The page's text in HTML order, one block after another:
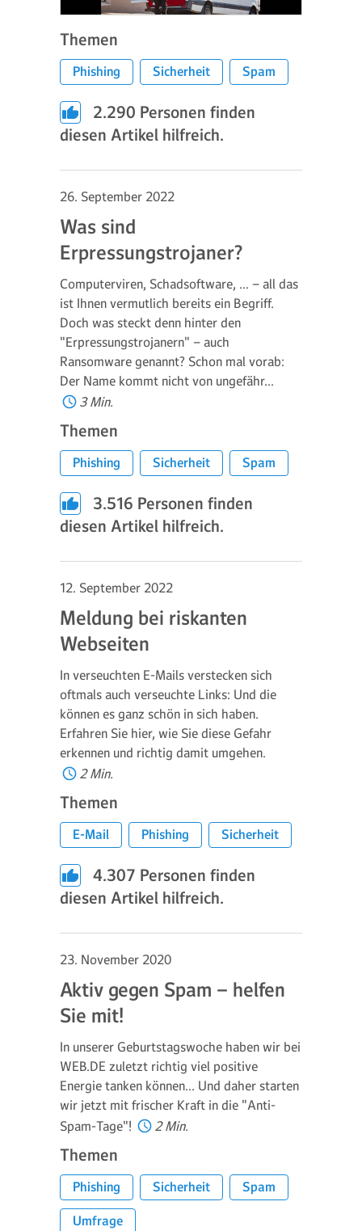
Themen
Phishing Sicherheit Spam
2.290 Personen finden
diesen Artikel hilfreich.
26. September 2022
Was sind
Erpressungstrojaner?
Computerviren, Schadsoftware, … – all das
ist Ihnen vermutlich bereits ein Begriff.
Doch was steckt denn hinter den
"Erpressungstrojanern" – auch
Ransomware genannt? Schon mal vorab:
Der Name kommt nicht von ungefähr…
3 Min.
Themen
Phishing Sicherheit Spam
3.516 Personen finden
diesen Artikel hilfreich.
12. September 2022
Meldung bei riskanten
Webseiten
In verseuchten E-Mails verstecken sich
oftmals auch verseuchte Links: Und die
können es ganz schön in sich haben.
Erfahren Sie hier, wie Sie diese Gefahr
erkennen und richtig damit umgehen.
2 Min.
Themen
E-Mail Phishing Sicherheit
4.307 Personen finden
diesen Artikel hilfreich.
23. November 2020
Aktiv gegen Spam – helfen
Sie mit!
In unserer Geburtstagswoche haben wir bei
WEB.DE zuletzt richtig viel positive
Energie tanken können… Und daher starten
wir jetzt mit frischer Kraft in die "Anti-
Spam-Tage"!
2 Min.
Themen
Phishing Sicherheit
Spam
Umfrage